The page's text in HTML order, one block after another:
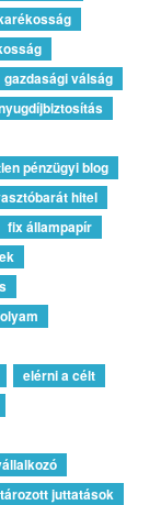
gazdasági válság
pénzügyi blog
hitel
fix állampapír
elérni a célt
juttatások